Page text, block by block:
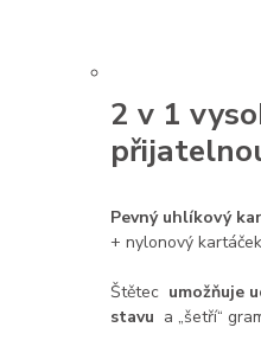
2 v 1
Pevný uhlíkový
+ nylonový
Štětec umožňuje
stavu a „šetří“